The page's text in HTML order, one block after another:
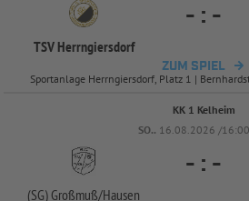
TSV Herrngiersdorf
- : -
ZUM SPIEL
Sportanlage Herrngiersdorf, Platz 1 |
KK 1 Kelheim
SO.. 16.08.2026 /
(SG) Großmuß/Hausen
- : -